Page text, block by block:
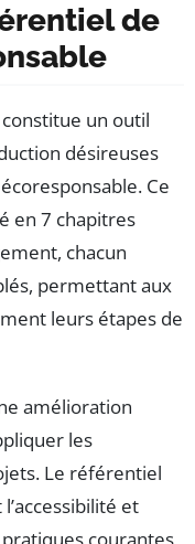
de
constitue un outil
désireuses
Ce
en 7 chapitres
chacun
permettant aux
leurs étapes de
amélioration
les
Le référentiel
et
courantes